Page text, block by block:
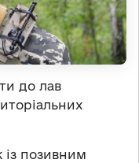
до лав
із позивним